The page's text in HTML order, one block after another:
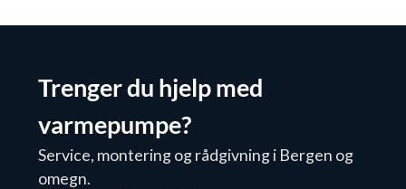
Trenger du hjelp med
varmepumpe?
Service, montering og rådgivning i Bergen og
omegn.